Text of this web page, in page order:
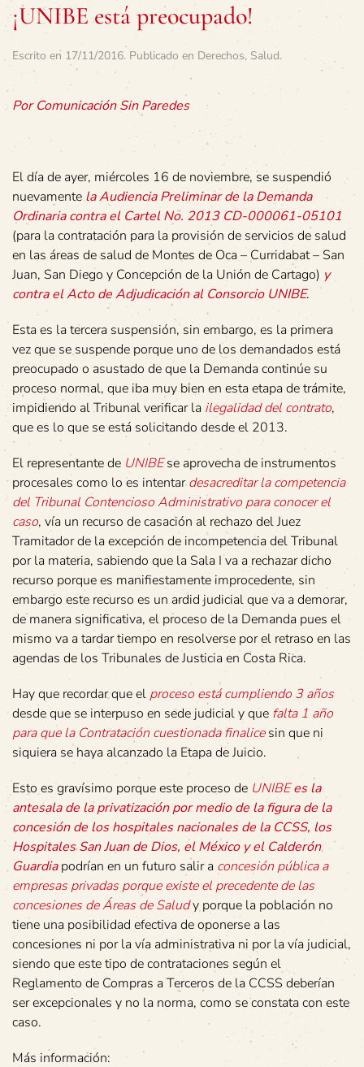
¡UNIBE está preocupado!
Escrito en 17/11/2016. Publicado en Derechos, Salud.
Por Comunicación Sin Paredes
El día de ayer, miércoles 16 de noviembre, se suspendió
nuevamentela Audiencia Preliminar de la Demanda
Ordinaria contra el Cartel No. 2013 CD-000061-05101
(para la contratación para la provisión de servicios de salud
en las áreas de salud de Montes de Oca – Curridabat – San
Juan, San Diego y Concepción de la Unión de Cartago) y
contra el Acto de Adjudicación al Consorcio UNIBE.
Esta es la tercera suspensión, sin embargo, es la primera
vez que se suspende porque uno de los demandados está
preocupado o asustado de que la Demanda continúe su
proceso normal, que iba muy bien en esta etapa de trámite,
impidiendo al Tribunal verificar la ilegalidad del contrato,
que es lo que se está solicitando desde el 2013.
El representante de UNIBEse aprovecha de instrumentos
procesales como lo es intentardesacreditar la competencia
del Tribunal Contencioso Administrativo para conocer el
caso, vía un recurso de casación al rechazo del Juez
Tramitador de la excepción de incompetencia del Tribunal
por la materia, sabiendo que la Sala I va a rechazar dicho
recurso porque es manifiestamente improcedente, sin
embargo este recurso es un ardid judicial que va a demorar,
de manera significativa, el proceso de la Demanda pues el
mismo va a tardar tiempo en resolverse por el retraso en las
agendas de los Tribunales de Justicia en Costa Rica.
Hay que recordar que el proceso está cumpliendo 3 años
desde que se interpuso en sede judicial y que falta 1 año
para que la Contratación cuestionada finalicesin que ni
siquiera se haya alcanzado la Etapa de Juicio.
Esto es gravísimo porque este proceso de UNIBE es la
antesala de la privatización por medio de la figura de la
concesión de los hospitales nacionales de la CCSS, los
Hospitales San Juan de Dios, el México y el Calderón
Guardiapodrían en un futuro salir a concesión pública a
empresas privadas porque existe el precedente de las
concesiones de Áreas de Saludy porque la población no
tiene una posibilidad efectiva de oponerse a las
concesiones ni por la vía administrativa ni por la vía judicial,
siendo que este tipo de contrataciones según el
Reglamento de Compras a Terceros de la CCSS deberían
ser excepcionales y no la norma, como se constata con este
caso.
Más información: